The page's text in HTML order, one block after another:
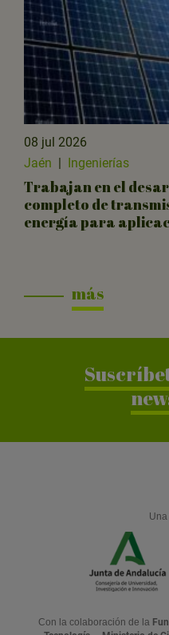
08 jul 2026
Jaén
Ingenierías
Trabajan en el
completo de
energía para
más
Con la colaboración de la